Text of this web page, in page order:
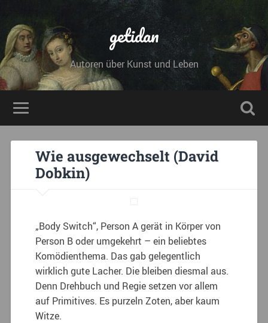
getidan
Autoren über Kunst und Leben
Wie ausgewechselt (David
Dobkin)
„Body Switch“, Person A gerät in Körper von
Person B oder umgekehrt – ein beliebtes
Komödienthema. Das gab gelegentlich
wirklich gute Lacher. Die bleiben diesmal aus.
Denn Drehbuch und Regie setzen vor allem
auf Primitives. Es purzeln Zoten, aber kaum
Witze.